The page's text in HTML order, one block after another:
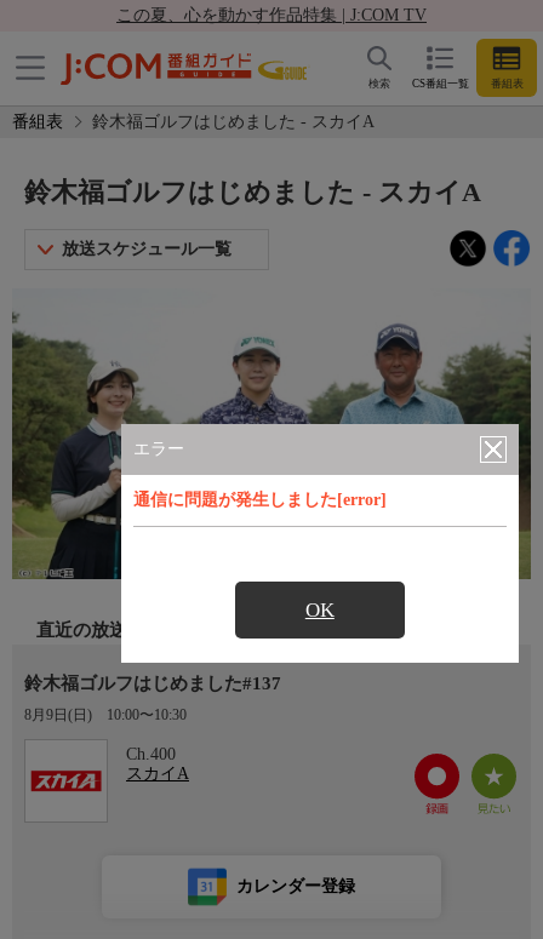
この夏、心を動かす作品特集 | J:COM TV
CS番組一覧 番組表
検索
番組表 鈴木福ゴルフはじめました - スカイA
エラー
通信に問題が発生しました[error]
OK
鈴木福ゴルフはじめました - スカイA
放送スケジュール一覧
直近の放送
鈴木福ゴルフはじめました#137
8月9日(日) 10:00〜10:30
Ch.400
スカイA
カレンダー登録